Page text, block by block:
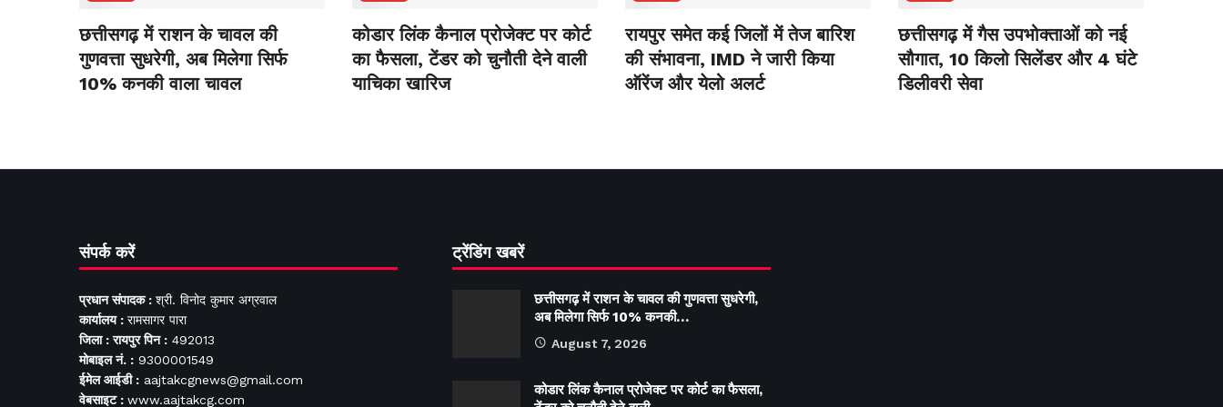
छत्तीसगढ़ में राशन के चावल की
गुणवत्ता सुधरेगी, अब मिलेगा सिर्फ
10% कनकी वाला चावल
कोडार लिंक कैनाल प्रोजेक्ट पर कोर्ट
का फैसला, टेंडर को चुनौती देने वाली
याचिका खारिज
रायपुर समेत कई जिलों में तेज बारिश
की संभावना, IMD ने जारी किया
ऑरेंज और येलो अलर्ट
छत्तीसगढ़ में गैस उपभोक्ताओं को नई
सौगात, 10 किलो सिलेंडर और 4 घंटे
डिलीवरी सेवा
संपर्क करें
प्रधान संपादक : श्री. विनोद कुमार अग्रवाल
कार्यालय : रामसागर पारा
जिला : रायपुर पिन : 492013
मोबाइल नं. : 9300001549
ईमेल आईडी : aajtakcgnews@gmail.com
वेबसाइट : www.aajtakcg.com
ट्रेंडिंग खबरें
छत्तीसगढ़ में राशन के चावल की गुणवत्ता सुधरेगी,
अब मिलेगा सिर्फ 10% कनकी…
August 7, 2026
कोडार लिंक कैनाल प्रोजेक्ट पर कोर्ट का फैसला,